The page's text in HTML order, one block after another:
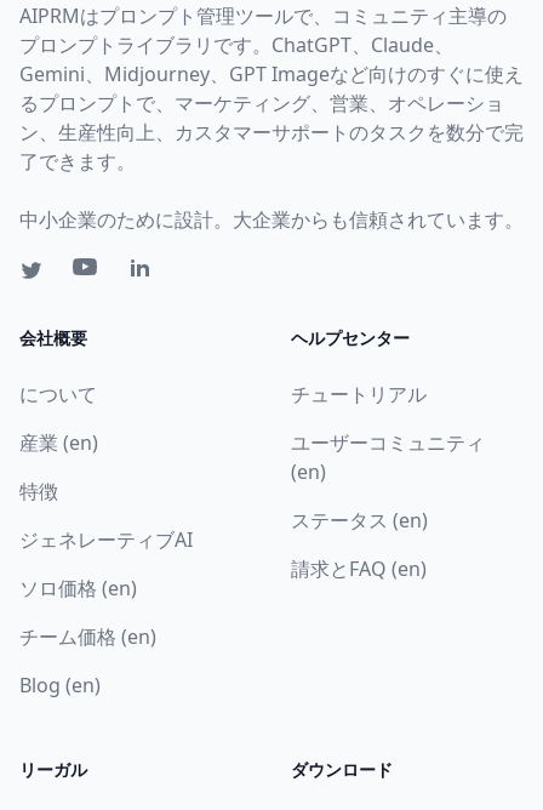
AIPRMはプロンプト管理ツールで、コミュニティ主導の
プロンプトライブラリです。ChatGPT、Claude、
Gemini、Midjourney、GPT Imageなど向けのすぐに使え
るプロンプトで、マーケティング、営業、オペレーショ
ン、生産性向上、カスタマーサポートのタスクを数分で完
了できます。
中小企業のために設計。大企業からも信頼されています。
会社概要
について
産業 (en)
特徴
ジェネレーティブAI
ソロ価格 (en)
チーム価格 (en)
Blog (en)
ヘルプセンター
チュートリアル
ユーザーコミュニティ
(en)
ステータス (en)
請求とFAQ (en)
リーガル ダウンロード